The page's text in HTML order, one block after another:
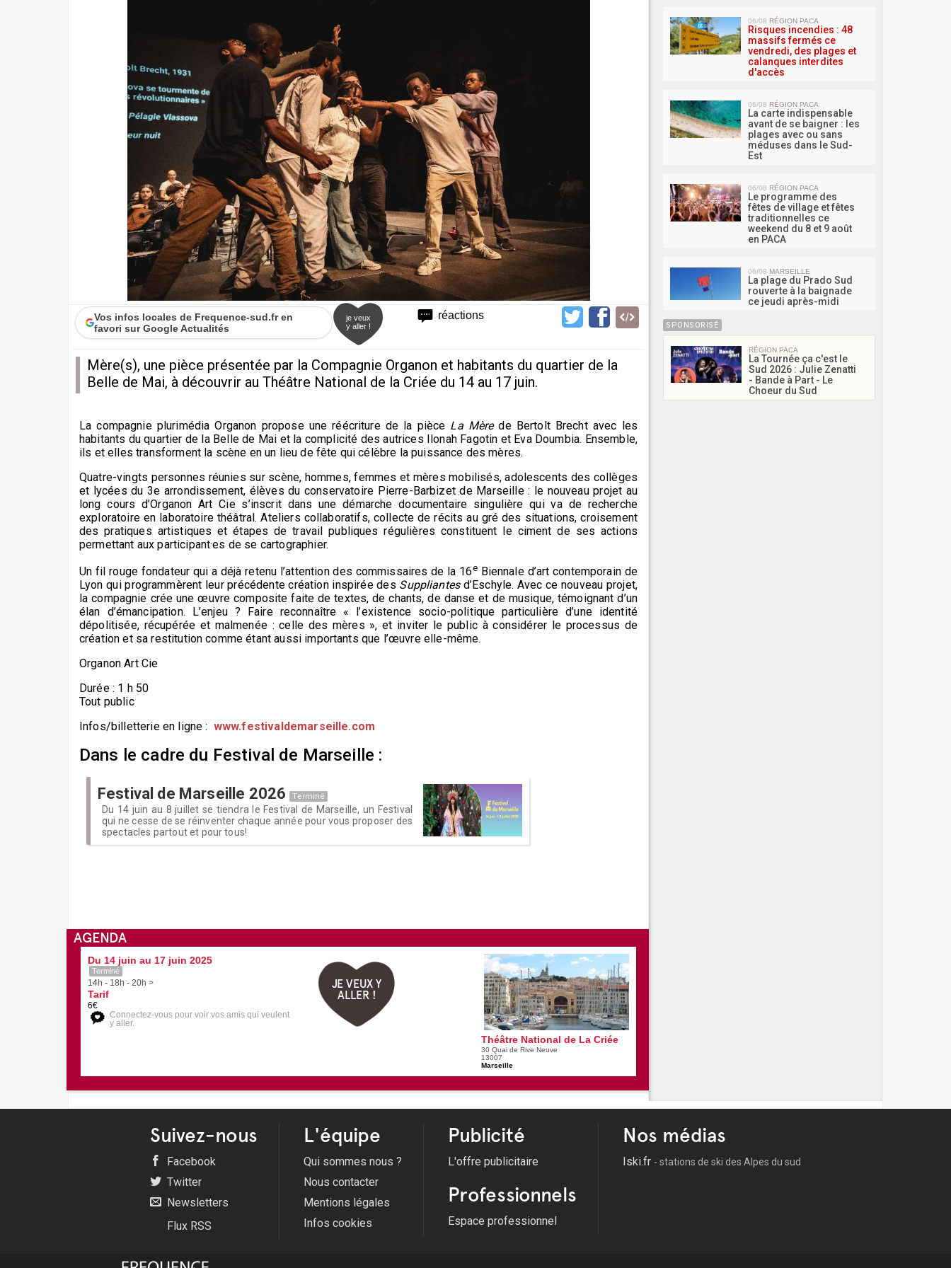
réactions
Vos infos locales de Frequence-sud.fr en
favori sur Google Actualités
je veux
y aller !
Mère(s), une pièce présentée par la Compagnie Organon et habitants du quartier de la
Belle de Mai, à découvrir au Théâtre National de la Criée du 14 au 17 juin.
La compagnie plurimédia Organon propose une réécriture de la pièce La Mèrede Bertolt Brecht avec les
habitants du quartier de la Belle de Mai et la complicité des autrices Ilonah Fagotin et Eva Doumbia. Ensemble,
ils et elles transforment la scène en un lieu de fête qui célèbre la puissance des mères.
Quatre-vingts personnes réunies sur scène, hommes, femmes et mères mobilisés, adolescents des collèges
et lycées du 3e arrondissement, élèves du conservatoire Pierre-Barbizet de Marseille : le nouveau projet au
long cours d’Organon Art Cie s’inscrit dans une démarche documentaire singulière qui va de recherche
exploratoire en laboratoire théâtral. Ateliers collaboratifs, collecte de récits au gré des situations, croisement
des pratiques artistiques et étapes de travail publiques régulières constituent le ciment de ses actions
permettant aux participant·es de se cartographier.
Un fil rouge fondateur qui a déjà retenu l’attention des commissaires de la 16eBiennale d’art contemporain de
Lyon qui programmèrent leur précédente création inspirée des Suppliantes d’Eschyle. Avec ce nouveau projet,
la compagnie crée une œuvre composite faite de textes, de chants, de danse et de musique, témoignant d’un
élan d’émancipation. L’enjeu ? Faire reconnaître « l’existence socio-politique particulière d’une identité
dépolitisée, récupérée et malmenée : celle des mères », et inviter le public à considérer le processus de
création et sa restitution comme étant aussi importants que l’œuvre elle-même.
Organon Art Cie
Durée : 1 h 50
Tout public
Infos/billetterie en ligne : www.festivaldemarseille.com
Dans le cadre du Festival de Marseille :
Festival de Marseille 2026 Terminé
Du 14 juin au 8 juillet se tiendra le Festival de Marseille, un Festival
qui ne cesse de se réinventer chaque année pour vous proposer des
spectacles partout et pour tous!
AGENDA
Du 14 juin au 17 juin 2025
Terminé
14h - 18h - 20h >
Tarif
6€
Connectez-vous pour voir vos amis qui veulent
y aller.
JE VEUX Y
ALLER !
Théâtre National de La Criée
30 Quai de Rive Neuve
13007
Marseille
06/08 RÉGION PACA
Risques incendies : 48
massifs fermés ce
vendredi, des plages et
calanques interdites
d'accès
06/08 RÉGION PACA
La carte indispensable
avant de se baigner : les
plages avec ou sans
méduses dans le Sud-
Est
06/08 RÉGION PACA
Le programme des
fêtes de village et fêtes
traditionnelles ce
weekend du 8 et 9 août
en PACA
06/08 MARSEILLE
La plage du Prado Sud
rouverte à la baignade
ce jeudi après-midi
SPONSORISÉ
RÉGION PACA
La Tournée ça c'est le
Sud 2026 : Julie Zenatti
- Bande à Part - Le
Choeur du Sud
Suivez-nous
Facebook
Twitter
Newsletters
Flux RSS
L'équipe
Qui sommes nous ?
Nous contacter
Mentions légales
Infos cookies
Publicité
L'offre publicitaire
Professionnels
Espace professionnel
Nos médias
Iski.fr - stations de ski des Alpes du sud